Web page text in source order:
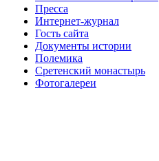
Пресса
Интернет-журнал
Гость сайта
Документы истории
Полемика
Сретенский монастырь
Фотогалереи